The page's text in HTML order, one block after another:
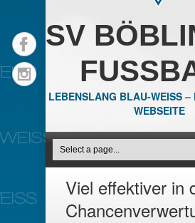
SV
LEBENSLANG BLAU-WEISS
WEBSEITE
Viel effektiver in